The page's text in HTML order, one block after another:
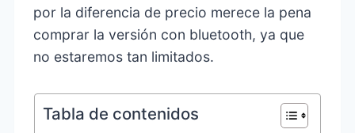
por la diferencia de precio merece la pena
comprar la versión con bluetooth, ya que
no estaremos tan limitados.
Tabla de contenidos